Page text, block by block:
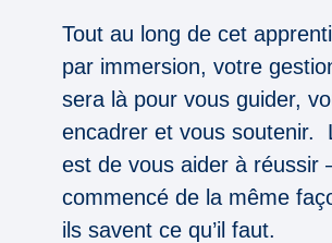
Tout au long de cet
par immersion, votre
sera là pour vous guider,
encadrer et vous soutenir.
est de vous aider à réussir
commencé de la même
ils savent ce qu’il faut.